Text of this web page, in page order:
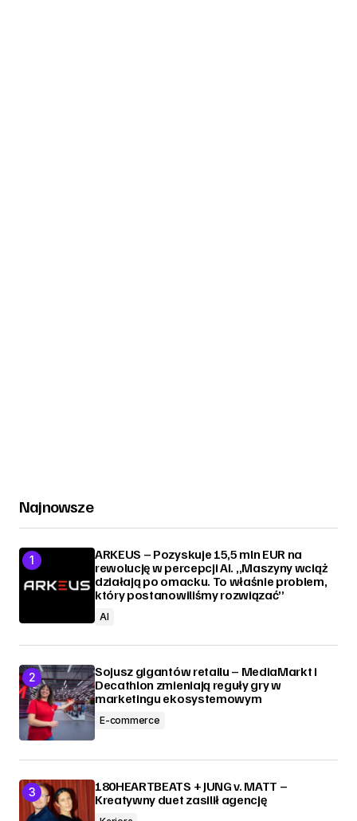
Najnowsze
ARKEUS – Pozyskuje 15,5 mln EUR na
rewolucję w percepcji AI. „Maszyny wciąż
działają po omacku. To właśnie problem,
który postanowiliśmy rozwiązać”
AI
Sojusz gigantów retailu – MediaMarkt i
Decathlon zmieniają reguły gry w
marketingu ekosystemowym
E-commerce
180HEARTBEATS + JUNG v. MATT –
Kreatywny duet zasilił agencję